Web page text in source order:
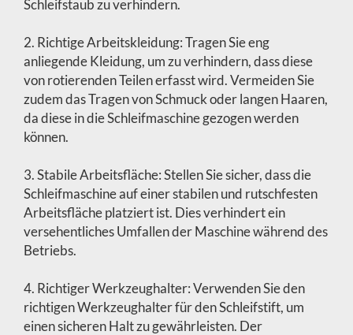
Schleifstaub zu verhindern.
2. Richtige Arbeitskleidung: Tragen Sie eng
anliegende Kleidung, um zu verhindern, dass diese
von rotierenden Teilen erfasst wird. Vermeiden Sie
zudem das Tragen von Schmuck oder langen Haaren,
da diese in die Schleifmaschine gezogen werden
können.
3. Stabile Arbeitsfläche: Stellen Sie sicher, dass die
Schleifmaschine auf einer stabilen und rutschfesten
Arbeitsfläche platziert ist. Dies verhindert ein
versehentliches Umfallen der Maschine während des
Betriebs.
4. Richtiger Werkzeughalter: Verwenden Sie den
richtigen Werkzeughalter für den Schleifstift, um
einen sicheren Halt zu gewährleisten. Der